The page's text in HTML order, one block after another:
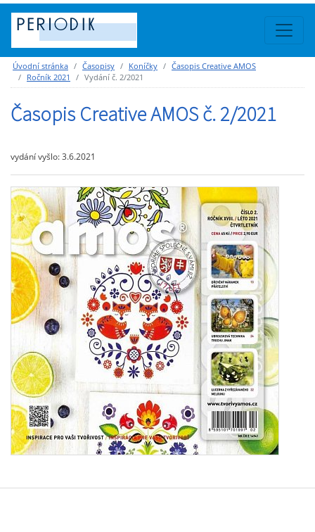
Úvodní stránka Časopisy Koníčky
Časopis Creative AMOS
Ročník 2021
Vydání č. 2/2021
Časopis Creative AMOS č. 2/2021
vydání vyšlo: 3.6.2021